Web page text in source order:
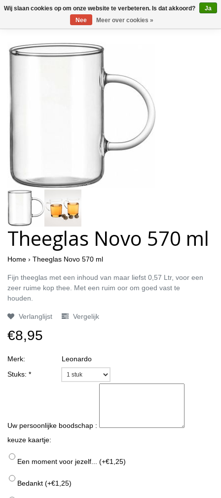
Theeglas Novo 570 ml
Home › Theeglas Novo 570 ml
Fijn theeglas met een inhoud van maar liefst 0,57 Ltr, voor een
zeer ruime kop thee. Met een ruim oor om goed vast te
houden.
Verlanglijst Vergelijk
€8,95
Merk:
Leonardo
Stuks: *
Uw persoonlijke boodschap :
keuze kaartje:
Een moment voor jezelf... (+€1,25)
Bedankt (+€1,25)
Wij slaan cookies op om onze website te verbeteren. Is dat akkoord?
Ja
Nee
Meer over cookies »